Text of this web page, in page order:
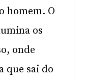
homem. O
os
onde
que sai do